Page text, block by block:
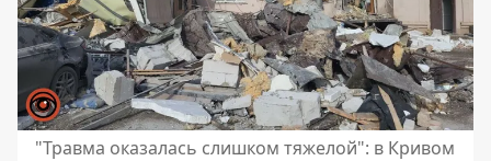
"Травма оказалась слишком тяжелой": в Кривом